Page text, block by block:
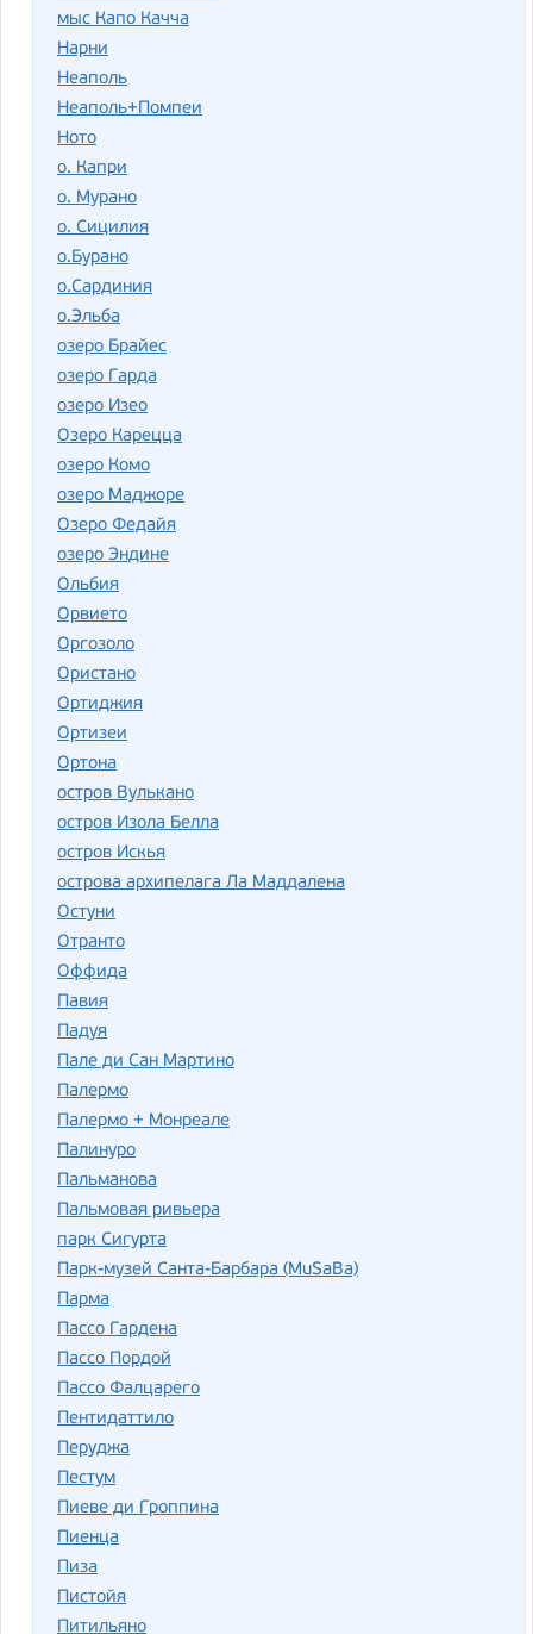
мыс Капо Качча
Нарни
Неаполь
Неаполь+Помпеи
Ното
о. Капри
о. Мурано
о. Сицилия
о.Бурано
о.Сардиния
о.Эльба
озеро Брайес
озеро Гарда
озеро Изео
Озеро Карецца
озеро Комо
озеро Маджоре
Озеро Федайя
озеро Эндине
Ольбия
Орвието
Оргозоло
Ористано
Ортиджия
Ортизеи
Ортона
остров Вулькано
остров Изола Белла
остров Искья
острова архипелага Ла Маддалена
Остуни
Отранто
Оффида
Павия
Падуя
Пале ди Сан Мартино
Палермо
Палермо + Монреале
Палинуро
Пальманова
Пальмовая ривьера
парк Сигурта
Парк-музей Санта-Барбара (MuSaBa)
Парма
Пассо Гардена
Пассо Пордой
Пассо Фалцарего
Пентидаттило
Перуджа
Пестум
Пиеве ди Гроппина
Пиенца
Пиза
Пистойя
Питильяно